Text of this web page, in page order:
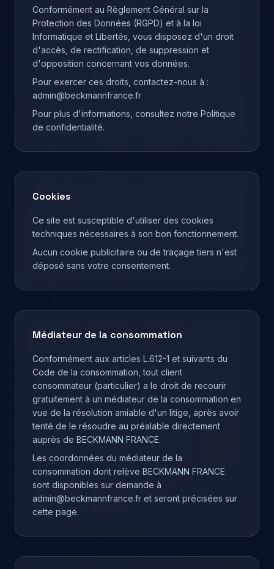
Conformément au Règlement Général sur la
Protection des Données (RGPD) et à la loi
Informatique et Libertés, vous disposez d'un droit
d'accès, de rectification, de suppression et
d'opposition concernant vos données.
Pour exercer ces droits, contactez-nous à :
admin@beckmannfrance.fr
Pour plus d'informations, consultez notre Politique
de confidentialité.
Cookies
Ce site est susceptible d'utiliser des cookies
techniques nécessaires à son bon fonctionnement.
Aucun cookie publicitaire ou de traçage tiers n'est
déposé sans votre consentement.
Médiateur de la consommation
Conformément aux articles L.612-1 et suivants du
Code de la consommation, tout client
consommateur (particulier) a le droit de recourir
gratuitement à un médiateur de la consommation en
vue de la résolution amiable d'un litige, après avoir
tenté de le résoudre au préalable directement
auprès de BECKMANN FRANCE.
Les coordonnées du médiateur de la
consommation dont relève BECKMANN FRANCE
sont disponibles sur demande à
admin@beckmannfrance.fr et seront précisées sur
cette page.